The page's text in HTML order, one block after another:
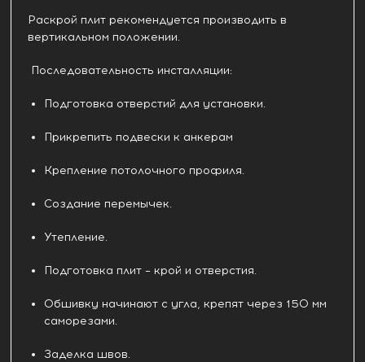
Раскрой плит рекомендуется производить в
вертикальном положении.
Последовательность инсталляции:
Подготовка отверстий для установки.
Прикрепить подвески к анкерам
Крепление потолочного профиля.
Создание перемычек.
Утепление.
Подготовка плит – крой и отверстия.
Обшивку начинают с угла, крепят через 150 мм
саморезами.
Заделка швов.